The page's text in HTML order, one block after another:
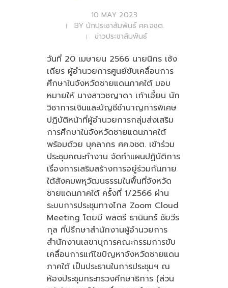
10 MAY 2023
BY นักประชาสัมพันธ์ ศค.จชต.
ข่าวประชาสัมพันธ์
วันที่ 20 เมษายน 2566 นายนิกร เซ้ง
เถียร ผู้อำนวยการศูนย์ขับเคลื่อนการ
ศึกษาในจังหวัดชายแดนภาคใต้ มอบ
หมายให้ นางสาวชญาดา เก้าเอี้ยน นัก
วิชาการเงินและบัญชีชำนาญการพิเศษ
ปฏิบัติหน้าที่ผู้อำนวยการกลุ่มส่งเสริม
การศึกษาในจังหวัดชายแดนภาคใต้
พร้อมด้วย บุคลากร ศค.จชต. เข้าร่วม
ประชุมคณะทำงาน จัดทำแผนปฏิบัติการ
เรื่องการเสริมสร้างการอยู่ร่วมกันภาย
ใต้สังคมพหุวัฒนธรรมในพื้นที่จังหวัด
ชายแดนภาคใต้ ครั้งที่ 1/2566 ผ่าน
ระบบการประชุมทางไกล Zoom Cloud
Meeting โดยมี พลตรี ธานินทร์ ชัยวีร
กุล ที่ปรึกษาสำนักงานผู้อำนวยการ
สำนักงานเลขานุการคณะกรรมการขับ
เคลื่อนการแก้ไขปัญหาจังหวัดชายแดน
ภาคใต้ เป็นประธานในการประชุมฯ ณ
ห้องประชุมกระทรวงศึกษาธิการ (ส่วน